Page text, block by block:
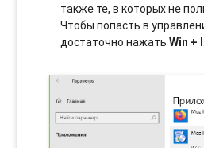
также те, в которых не
Чтобы попасть в
достаточно нажатьWin + I.